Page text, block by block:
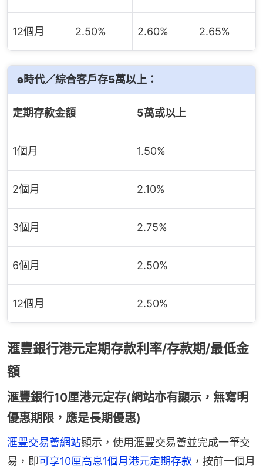
12個月 2.50% 2.60% 2.65%
e時代／綜合客戶存5萬以上：
定期存款金額 5萬或以上
1個月 1.50%
2個月 2.10%
3個月 2.75%
6個月 2.50%
12個月 2.50%
滙豐銀行港元定期存款利率/存款期/最低金
額
滙豐銀行10厘港元定存(網站亦有顯示，無寫明
優惠期限，應是長期優惠)
滙豐交易薈網站顯示，使用滙豐交易薈並完成一筆交
易，即可享10厘高息1個月港元定期存款 ，按前一個月